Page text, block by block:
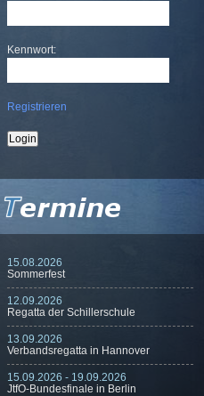
Kennwort:
Registrieren
15.08.2026
Sommerfest
12.09.2026
Regatta der Schillerschule
13.09.2026
Verbandsregatta in Hannover
15.09.2026 - 19.09.2026
JtfO-Bundesfinale in Berlin